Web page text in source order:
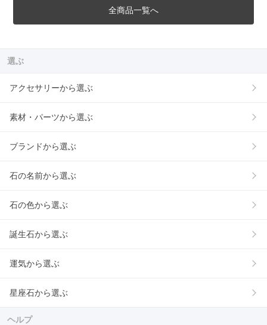
全商品一覧へ
選ぶ
アクセサリーから選ぶ
素材・パーツから選ぶ
ブランドから選ぶ
石の名前から選ぶ
石の色から選ぶ
誕生石から選ぶ
運気から選ぶ
星座石から選ぶ
ヘルプ